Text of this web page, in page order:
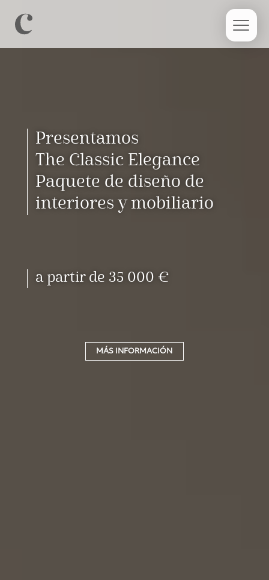
Presentamos
The Classic Elegance
Paquete de diseño de
interiores y mobiliario
a partir de 35 000 €
MÁS INFORMACIÓN